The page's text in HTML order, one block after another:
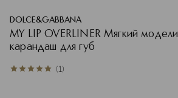
DOLCE&GABBANA
MY LIP OVERLINER Мягкий
карандаш для губ
5из 51 (1)